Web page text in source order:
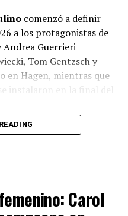
Steve Johnson,
su vigésima segunda
del año.
Federer
of the
comenzó a definir
a los protagonistas de
Andrea Guerrieri
Tom Gentzsch y
en Hagen, mientras que
no está completa.
cuando finalicen
Carol